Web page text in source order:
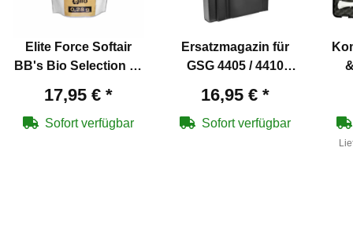
Elite Force Softair
BB's Bio Selection - 6
Stück Zipper Bag
17,95 € *
Sofort verfügbar
Ersatzmagazin für
GSG 4405 / 4410
Gewehre
16,95 € *
Sofort verfügbar